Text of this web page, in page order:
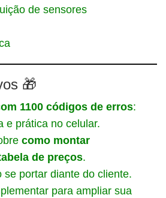
de sensores
🎁
1100 códigos de erros:
e prática no celular.
como montar
de preços.
se portar diante do cliente.
para ampliar sua